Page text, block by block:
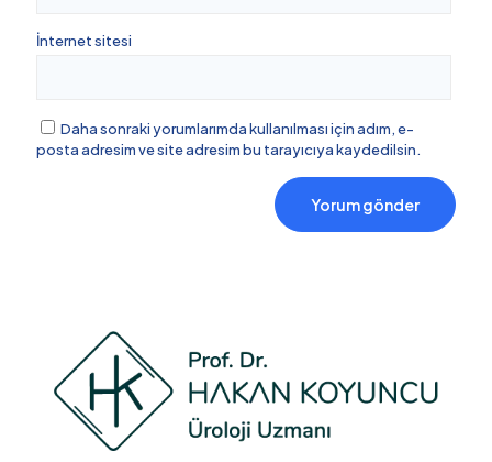
İnternet sitesi
Daha sonraki yorumlarımda kullanılması için adım, e-
posta adresim ve site adresim bu tarayıcıya kaydedilsin.